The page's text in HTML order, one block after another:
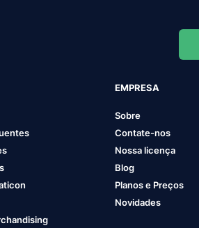
EMPRESA
Sobre
Contate-nos
Nossa licença
Blog
Planos e Preços
Novidades